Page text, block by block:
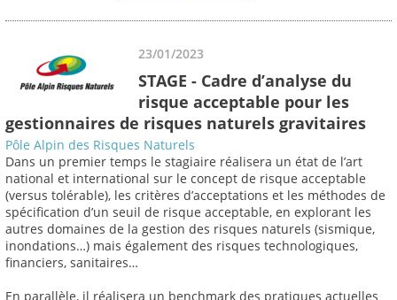
23/01/2023
STAGE - Cadre d’analyse du
risque acceptable pour les
gestionnaires de risques naturels gravitaires
Pôle Alpin des Risques Naturels
Dans un premier temps le stagiaire réalisera un état de l’art
national et international sur le concept de risque acceptable
(versus tolérable), les critères d’acceptations et les méthodes de
spécification d’un seuil de risque acceptable, en explorant les
autres domaines de la gestion des risques naturels (sismique,
inondations…) mais également des risques technologiques,
financiers, sanitaires…
En parallèle, il réalisera un benchmark des pratiques actuelles